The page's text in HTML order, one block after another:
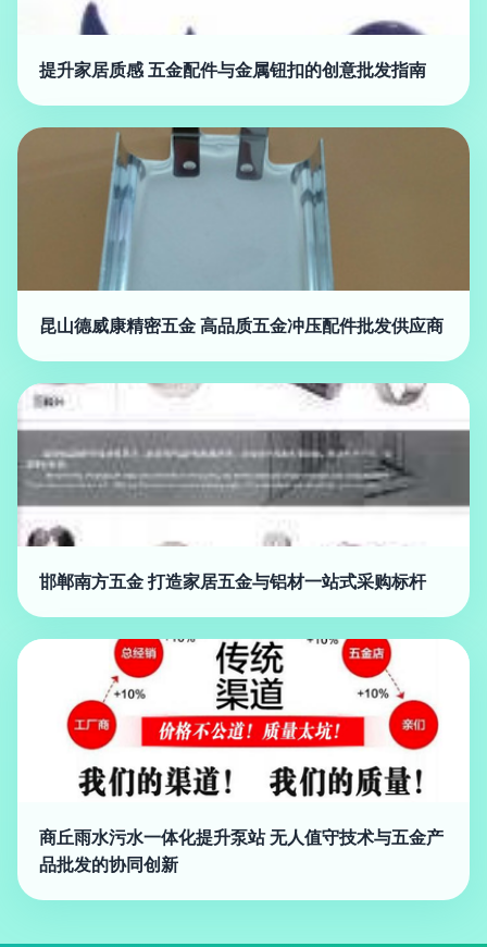
提升家居质感 五金配件与金属钮扣的创意批发指南
昆山德威康精密五金 高品质五金冲压配件批发供应商
邯郸南方五金 打造家居五金与铝材一站式采购标杆
商丘雨水污水一体化提升泵站 无人值守技术与五金产
品批发的协同创新